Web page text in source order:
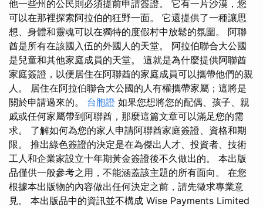
他一些州的公民則必須提前申請簽證。 它有一片沙漠，您
可以在那裡探索阿拉伯的狂野一面。 它還提供了一種讓思
想、身體和靈魂可以在獨特的度假村中放鬆的氛圍。 阿聯
酋是所有在該國入伍的外國人的天堂。 阿拉伯聯合大公國
是兒童和其他家庭成員的天堂。 這就是為什麼提供阿聯酋
家庭簽證，以便居住在阿聯酋的家庭成員可以攜帶他們的親
人。 居住在阿拉伯聯合大公國的人有權攜帶家屬；這將是
關於申請過來的。 台胞證 如果您想將您的配偶、孩子、親
戚或任何家屬帶到阿聯酋，那麼這篇文章可以滿足您的需
求。 了解如何為您的家人申請阿聯酋家庭簽證、資格和期
限。 推出綠色簽證的決定是在為傑出人才、投資者、技術
工人和企業家設立十年期黃金簽證後不久做出的。 本出版
品僅供一般參考之用，不能涵蓋該主題的所有面向。 在您
根據本出版物的內容做出任何決定之前，請先徵求專業意
見。 本出版品中的資訊並不構成 Wise Payments Limited